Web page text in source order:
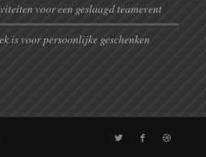
voor een geslaagd teamevent
is voor persoonlijke geschenken